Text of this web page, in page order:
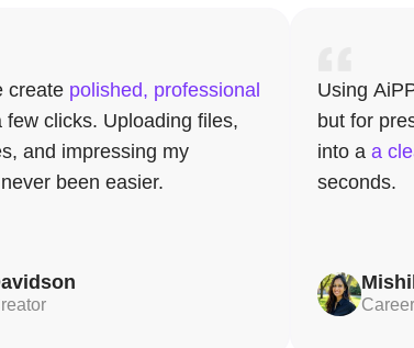
create polished, professional
few clicks. Uploading files,
and impressing my
been easier.
Using
but for
into a a
seconds.